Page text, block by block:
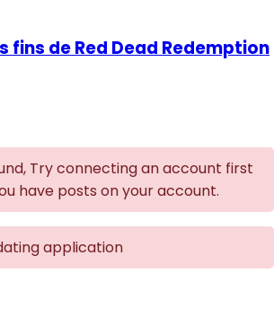
fins de Red Dead Redemption
Try connecting an account first
have posts on your account.
application